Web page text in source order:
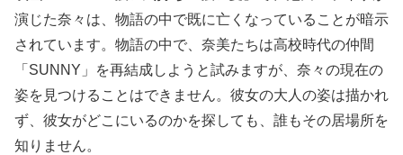
演じた奈々は、物語の中で既に亡くなっていることが暗示
されています。物語の中で、奈美たちは高校時代の仲間
「SUNNY」を再結成しようと試みますが、奈々の現在の
姿を見つけることはできません。彼女の大人の姿は描かれ
ず、彼女がどこにいるのかを探しても、誰もその居場所を
知りません。